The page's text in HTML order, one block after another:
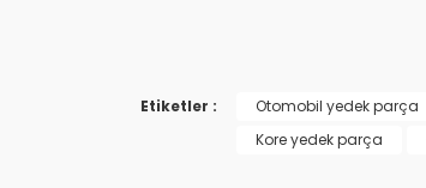
Etiketler : Otomobil yedek parça
Kore yedek parça